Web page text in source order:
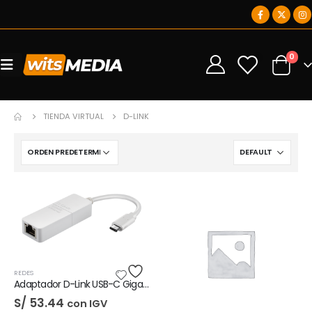
0 0
TIENDA VIRTUAL D-LINK
REDES
Adaptador D-Link USB-C Gigabit Ethernet LAN
S/ 53.44 con IGV